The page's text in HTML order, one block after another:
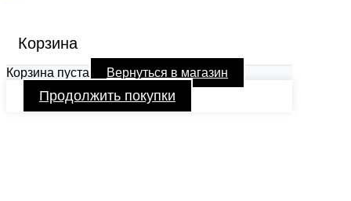
Корзина
Корзина пуста Вернуться в магазин
Продолжить покупки